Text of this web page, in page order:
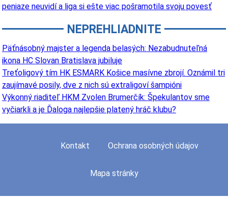
peniaze neuvidí a liga si ešte viac pošramotila svoju povesť
NEPREHLIADNITE
Päťnásobný majster a legenda belasých: Nezabudnuteľná
ikona HC Slovan Bratislava jubiluje
Treťoligový tím HK ESMARK Košice masívne zbrojí. Oznámil tri
zaujímavé posily, dve z nich sú extraligoví šampióni
Výkonný riaditeľ HKM Zvolen Brumerčík: Špekulantov sme
vyčiarkli a je Ďaloga najlepšie platený hráč klubu?
Kontakt Ochrana osobných údajov
Mapa stránky